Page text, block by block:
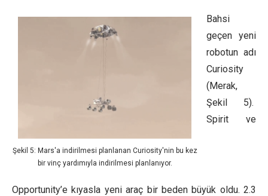
Şekil 5: Mars'a indirilmesi planlanan Curiosity'nin bu kez
bir vinç yardımıyla indirilmesi planlanıyor.
Bahsi
geçen yeni
robotun adı
Curiosity
(Merak,
Şekil 5).
Spirit ve
Opportunity’e kıyasla yeni araç bir beden büyük oldu. 2.3